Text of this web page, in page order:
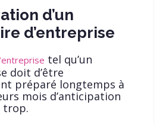
d’un
d’entreprise
tel qu’un
doit d’être
préparé longtemps à
mois d’anticipation
trop.